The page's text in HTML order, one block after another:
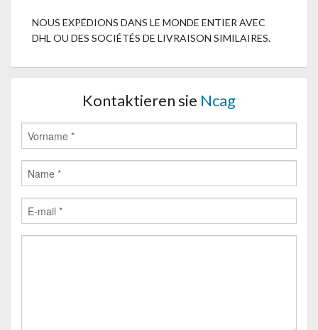
NOUS EXPÉDIONS DANS LE MONDE ENTIER AVEC
DHL OU DES SOCIÉTÉS DE LIVRAISON SIMILAIRES.
Kontaktieren sie Ncag